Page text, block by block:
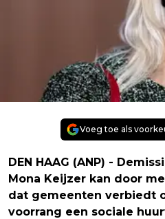
Voeg toe als
DEN HAAG (ANP) -
Mona Keijzer kan door
dat gemeenten verbiedt
voorrang een sociale